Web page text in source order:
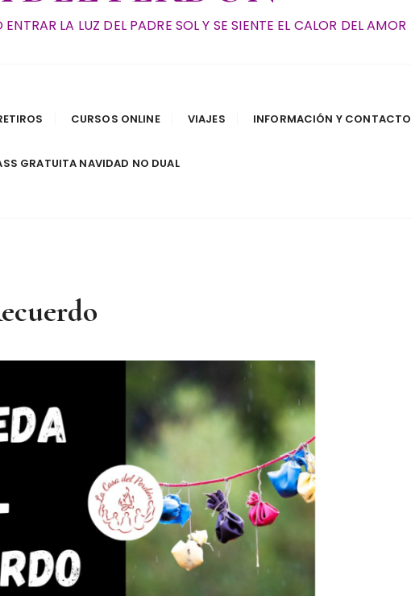
LA LUZ DEL PADRE SOL Y SE SIENTE EL CALOR DEL AMOR
CURSOS ONLINE VIAJES INFORMACIÓN Y CONTACTO
GRATUITA NAVIDAD NO DUAL